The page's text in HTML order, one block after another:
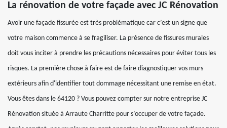
La rénovation de votre façade avec JC Rénovation
Avoir une façade fissurée est très problématique car c’est un signe que
votre maison commence à se fragiliser. La présence de fissures murales
doit vous inciter à prendre les précautions nécessaires pour éviter tous les
risques. La première chose à faire est de faire diagnostiquer vos murs
extérieurs afin d'identifier tout dommage nécessitant une remise en état.
Vous êtes dans le 64120 ? Vous pouvez compter sur notre entreprise JC
Rénovation située à Arraute Charritte pour s’occuper de votre façade.